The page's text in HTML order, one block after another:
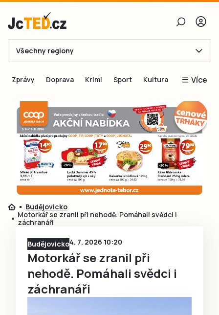
E-mail
Obnovit heslo
Přihlásit se
Přihlásit se přes Facebook
Ještě nemám účet, chci seRegistrovat
Všechny regiony
Zprávy Doprava Krimi Sport Kultura Více
Inspirace
Čtenáři píší
Speciální přílohy
Inzerce
Budějovicko
Motorkář se zranil při nehodě. Pomáhali svědci i
záchranáři
Budějovicko4. 7. 2026 10:20
Motorkář se zranil při
nehodě. Pomáhali svědci i
záchranáři